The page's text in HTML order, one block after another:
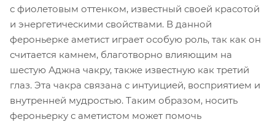
с фиолетовым оттенком, известный своей красотой
и энергетическими свойствами. В данной
фероньерке аметист играет особую роль, так как он
считается камнем, благотворно влияющим на
шестую Аджна чакру, также известную как третий
глаз. Эта чакра связана с интуицией, восприятием и
внутренней мудростью. Таким образом, носить
фероньерку с аметистом может помочь